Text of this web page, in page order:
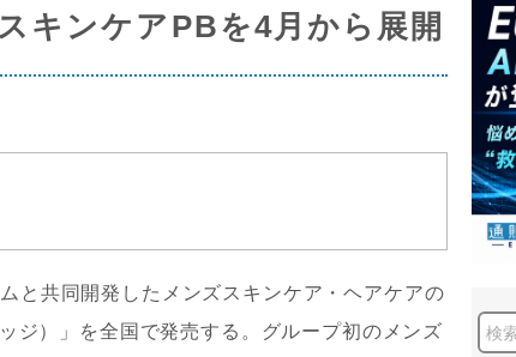
キンケアPBを4月から展開
と共同開発したメンズスキンケア・ヘアケアの
ジ）」を全国で発売する。グループ初のメンズ